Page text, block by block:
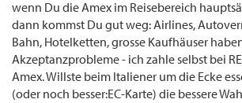
wenn Du die Amex im Reisebereich
dann kommst Du gut weg: Airlines,
Bahn, Hotelketten, grosse Kaufhäuser
Akzeptanzprobleme - ich zahle selbst bei
Amex. Willste beim Italiener um die Ecke
(oder noch besser:EC-Karte) die bessere